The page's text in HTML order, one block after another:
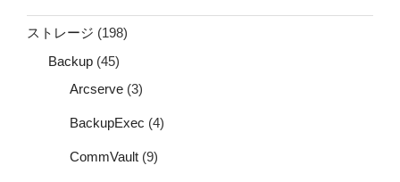
ストレージ (198)
Backup (45)
Arcserve (3)
BackupExec (4)
CommVault (9)